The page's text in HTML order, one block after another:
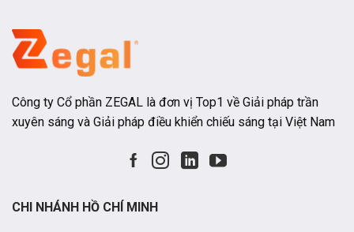
Công ty Cổ phần ZEGAL là đơn vị Top1 về Giải pháp trần
xuyên sáng và Giải pháp điều khiển chiếu sáng tại Việt Nam
CHI NHÁNH HỒ CHÍ MINH